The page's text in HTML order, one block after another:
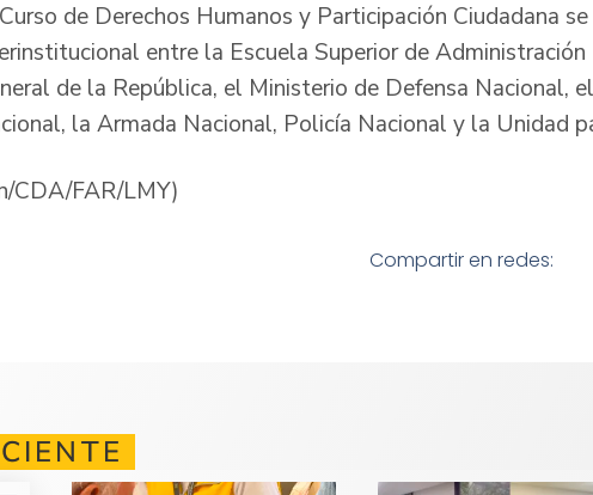
de Derechos Humanos y Participación Ciudadana
entre la Escuela Superior de
de la República, el Ministerio de Defensa Nacional,
la Armada Nacional, Policía Nacional y la Unidad
CDA/FAR/LMY)
Compartir en redes: